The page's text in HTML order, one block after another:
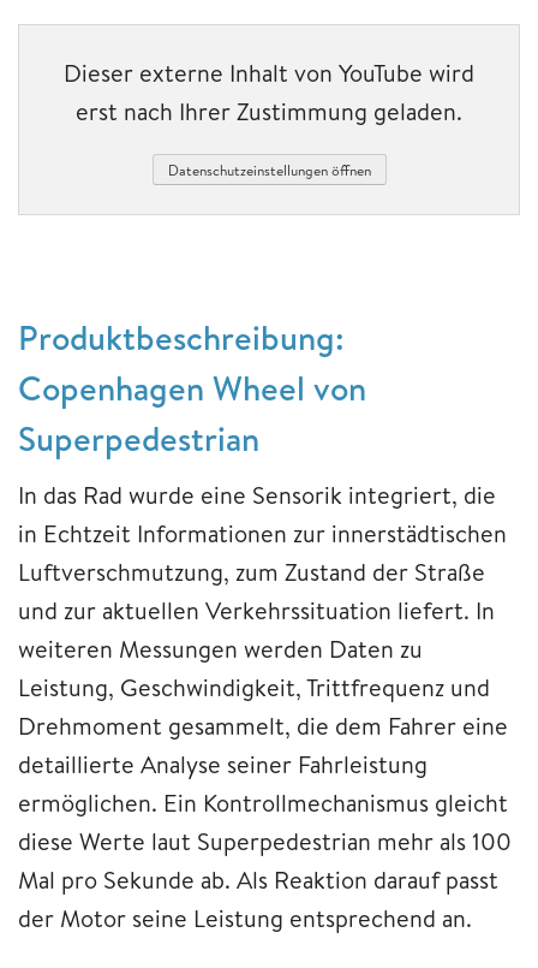
Dieser externe Inhalt von YouTube wird
erst nach Ihrer Zustimmung geladen.
Datenschutzeinstellungen öffnen
Produktbeschreibung:
Copenhagen Wheel von
Superpedestrian
In das Rad wurde eine Sensorik integriert, die
in Echtzeit Informationen zur innerstädtischen
Luftverschmutzung, zum Zustand der Straße
und zur aktuellen Verkehrssituation liefert. In
weiteren Messungen werden Daten zu
Leistung, Geschwindigkeit, Trittfrequenz und
Drehmoment gesammelt, die dem Fahrer eine
detaillierte Analyse seiner Fahrleistung
ermöglichen. Ein Kontrollmechanismus gleicht
diese Werte laut Superpedestrian mehr als 100
Mal pro Sekunde ab. Als Reaktion darauf passt
der Motor seine Leistung entsprechend an.